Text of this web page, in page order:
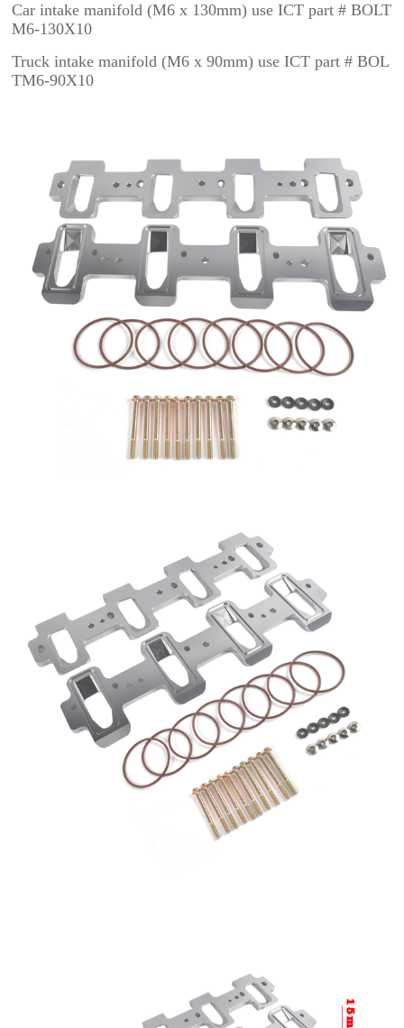
Car intake manifold (M6 x 130mm) use ICT part # BOLT
M6-130X10
Truck intake manifold (M6 x 90mm) use ICT part # BOL
TM6-90X10